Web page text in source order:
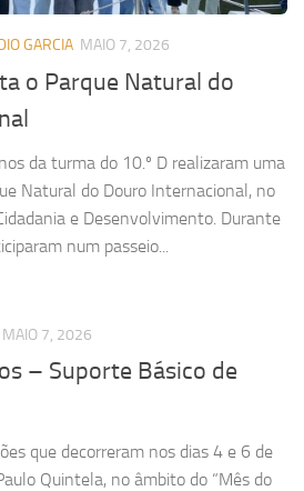
GARCIA MAIO 7, 2026
o Parque Natural do
da turma do 10.º D realizaram uma
Natural do Douro Internacional, no
e Desenvolvimento. Durante
num passeio...
MAIO 7, 2026
– Suporte Básico de
que decorreram nos dias 4 e 6 de
Quintela, no âmbito do “Mês do